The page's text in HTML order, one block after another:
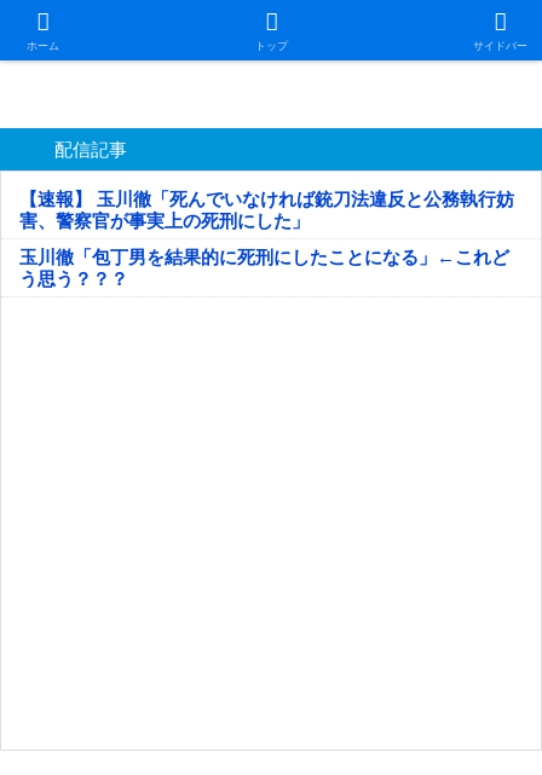
ホーム トップ サイドバー
日本第一！ニュース録
配信記事
【速報】 玉川徹「死んでいなければ銃刀法違反と公務執行妨
害、警察官が事実上の死刑にした」
玉川徹「包丁男を結果的に死刑にしたことになる」←これど
う思う？？？